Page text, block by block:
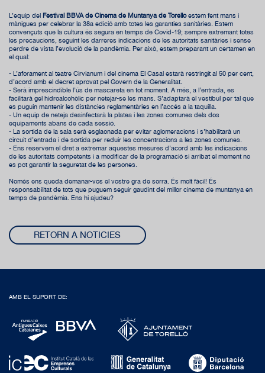
L’equip del Festival BBVA de Cinema de Muntanya de Torellóestem fent mans i
mànigues per celebrar la 38a edició amb totes les garanties sanitàries. Estem
convençuts que la cultura és segura en temps de Covid-19; sempre extremant totes
les precaucions, seguint les darreres indicacions de les autoritats sanitàries i sense
perdre de vista l’evolució de la pandèmia. Per això, estem preparant un certamen en
el qual:
- L’aforament al teatre Cirvianum i del cinema El Casal estarà restringit al 50 per cent,
d’acord amb el decret aprovat pel Govern de la Generalitat.
- Serà imprescindible l’ús de mascareta en tot moment. A més, a l’entrada, es
facilitarà gel hidroalcohòlic per netejar-se les mans. S’adaptarà el vestíbul per tal que
es puguin mantenir les distàncies reglamentàries en l’accés a la taquilla.
- Un equip de neteja desinfectarà la platea i les zones comunes dels dos
equipaments abans de cada sessió.
- La sortida de la sala serà esglaonada per evitar aglomeracions i s’habilitarà un
circuit d’entrada i de sortida per reduir les concentracions a les zones comunes.
- Ens reservem el dret a extremar aquestes mesures d’acord amb les indicacions
de les autoritats competents i a modificar de la programació si arribat el moment no
es pot garantir la seguretat de les persones.
Només ens queda demanar-vos el vostre gra de sorra. És molt fàcil! És
responsabilitat de tots que puguem seguir gaudint del millor cinema de muntanya en
temps de pandèmia. Ens hi ajudeu?
RETORN A NOTICIES
AMB EL SUPORT DE: